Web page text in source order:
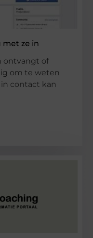
met ze in
ontvangt of
om te weten
contact kan